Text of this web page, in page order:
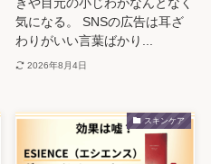
気になる。 SNSの広告は耳ざ
わりがいい言葉ばかり...
2026年8月4日
スキンケア